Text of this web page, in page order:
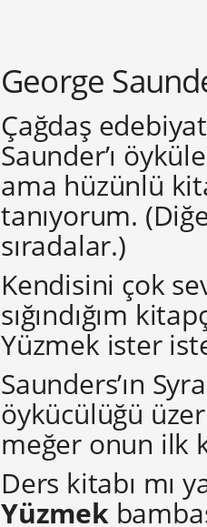
George
Çağdaş
Saunder’ı
ama hüzünlü
tanıyorum.
sıradalar.)
Kendisini çok
sığındığım
Yüzmek ister
Saunders’ın
öykücülüğü
meğer onun ilk
Ders kitabı mı
Yüzmek